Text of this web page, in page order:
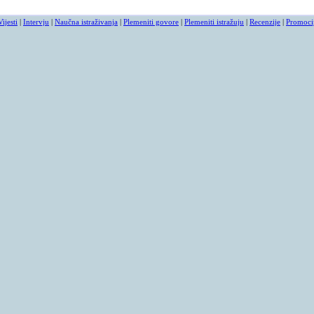
| Intervju | Naučna istraživanja | Plemeniti govore | Plemeniti istražuju | Recenzije |